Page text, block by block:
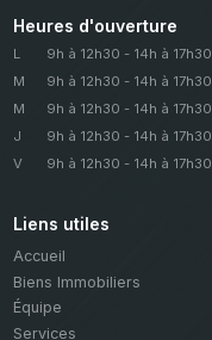
Heures d'ouverture
L
9h à 12h30 - 14h à 17h30
M
9h à 12h30 - 14h à 17h30
M
9h à 12h30 - 14h à 17h30
J
9h à 12h30 - 14h à 17h30
V
9h à 12h30 - 14h à 17h30
Liens utiles
Accueil
Biens Immobiliers
Équipe
Services